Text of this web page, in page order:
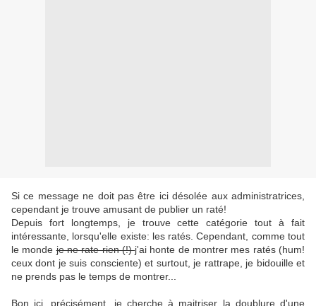
Si ce message ne doit pas être ici désolée aux administratrices,
cependant je trouve amusant de publier un raté!
Depuis fort longtemps, je trouve cette catégorie tout à fait
intéressante, lorsqu'elle existe: les ratés. Cependant, comme tout
le mondeje ne rate rien (!)j'ai honte de montrer mes ratés (hum!
ceux dont je suis consciente) et surtout, je rattrape, je bidouille et
ne prends pas le temps de montrer...
Bon ici, précisément, je cherche à maitriser la doublure d'une